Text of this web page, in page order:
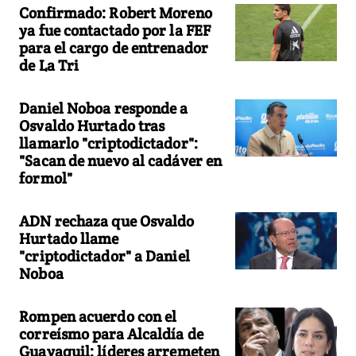
Confirmado: Robert Moreno
ya fue contactado por la FEF
para el cargo de entrenador
de La Tri
Daniel Noboa responde a
Osvaldo Hurtado tras
llamarlo "criptodictador":
"Sacan de nuevo al cadáver en
formol"
ADN rechaza que Osvaldo
Hurtado llame
"criptodictador" a Daniel
Noboa
Rompen acuerdo con el
correísmo para Alcaldía de
Guayaquil: líderes arremeten